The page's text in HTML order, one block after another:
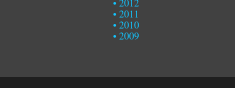
2012
2011
2010
2009